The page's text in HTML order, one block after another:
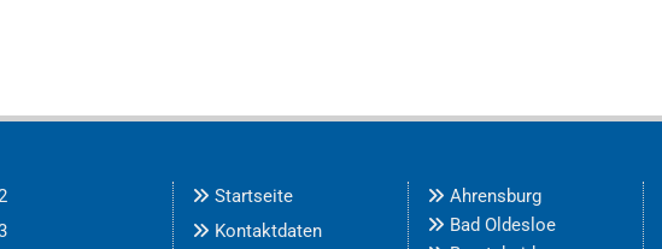
 Startseite
 Kontaktdaten
 Ahrensburg
 Bad Oldesloe